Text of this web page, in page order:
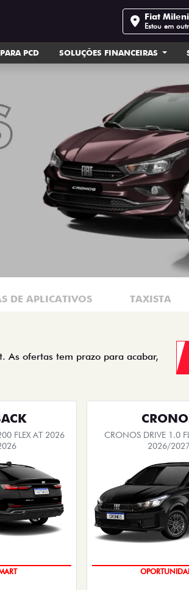
Fiat
Estou em
PCD SOLUÇÕES FINANCEIRAS
DE APLICATIVOS TAXISTA
As ofertas tem prazo para acabar,
FLEX AT 2026
CRONOS DRIVE 1.0
2026/